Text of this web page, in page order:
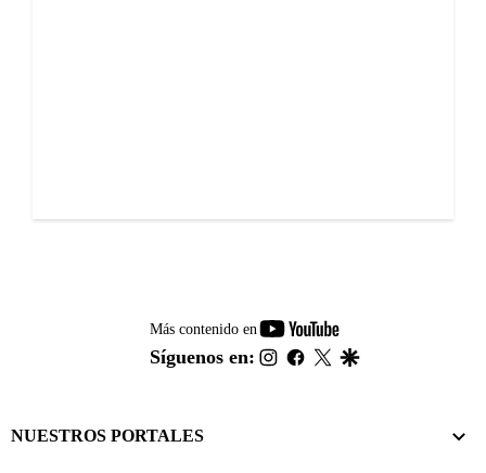
Más contenido en
youtube-
footer
Síguenos en: instagram
facebook
twitter
NUESTROS PORTALES